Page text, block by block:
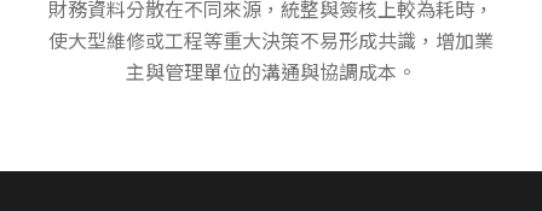
財務資料分散在不同來源，統整與簽核上較為耗時，
使大型維修或工程等重大決策不易形成共識，增加業
主與管理單位的溝通與協調成本。